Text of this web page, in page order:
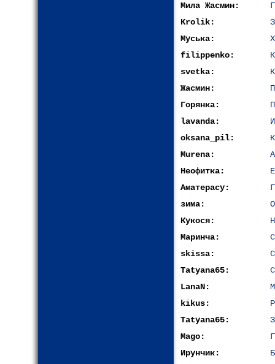
Мила Жасмин:
Krolik:
Муська:
filippenko:
svetka:
Жасмин:
Горянка:
lavanda:
oksana_pil:
Murena:
Неофитка:
Аматерасу:
зима:
Кукося:
Маринча:
skissa:
Tatyana65:
LanaN:
kikus:
Tatyana65:
Mago:
Ирунчик: